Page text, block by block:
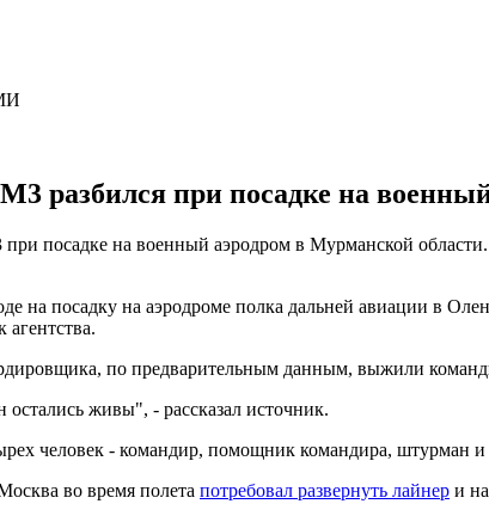
разбился при посадке на
посадке на военный аэродром в Мурманской
на посадку на аэродроме полка дальней авиации в
агентства.
по предварительным данным, выжили
живы", - рассказал источник.
человек - командир, помощник командира, штурман и
во время полета потребовал развернуть лайнер и